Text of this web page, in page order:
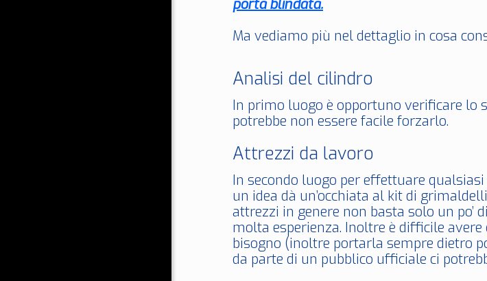
porta blindata.
Ma vediamo più nel dettaglio in cosa
Analisi del cilindro
In primo luogo è opportuno verificare lo
potrebbe non essere facile forzarlo.
Attrezzi da lavoro
In secondo luogo per effettuare
un idea dà un’occhiata al kit di
attrezzi in genere non basta solo un po’
molta esperienza. Inoltre è difficile
bisogno (inoltre portarla sempre dietro
da parte di un pubblico ufficiale ci